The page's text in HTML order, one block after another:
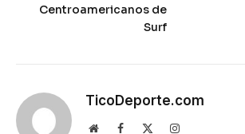
Centroamericanos de
Surf
TicoDeporte.com
WebsiteFacebook Instagram